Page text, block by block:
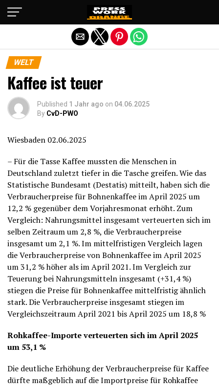
WELT
Kaffee ist teuer
Published 1 Jahr ago on 04.06.2025
By CvD-PWO
Wiesbaden 02.06.2025
– Für die Tasse Kaffee mussten die Menschen in
Deutschland zuletzt tiefer in die Tasche greifen. Wie das
Statistische Bundesamt (Destatis) mitteilt, haben sich die
Verbraucherpreise für Bohnenkaffee im April 2025 um
12,2 % gegenüber dem Vorjahresmonat erhöht. Zum
Vergleich: Nahrungsmittel insgesamt verteuerten sich im
selben Zeitraum um 2,8 %, die Verbraucherpreise
insgesamt um 2,1 %. Im mittelfristigen Vergleich lagen
die Verbraucherpreise von Bohnenkaffee im April 2025
um 31,2 % höher als im April 2021. Im Vergleich zur
Teuerung bei Nahrungsmitteln insgesamt (+31,4 %)
stiegen die Preise für Bohnenkaffee mittelfristig ähnlich
stark. Die Verbraucherpreise insgesamt stiegen im
Vergleichszeitraum April 2021 bis April 2025 um 18,8 %
Rohkaffee-Importe verteuerten sich im April 2025
um 53,1 %
Die deutliche Erhöhung der Verbraucherpreise für Kaffee
dürfte maßgeblich auf die Importpreise für Rohkaffee
Die mobile Version verlassen